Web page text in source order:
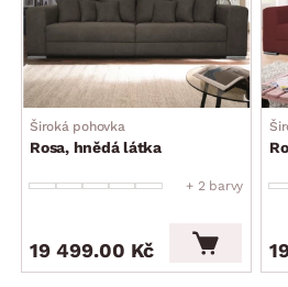
celková výška bez polštářů: 73
přední nohy: tvar válce, tvrzený
nohy: kluzáky, tvrzený plast,
funkce rozkladu: ne
úložný prostor: ne
prostorná pohovka jako
nadčasový design
Široká pohovka
Rosa, hnědá látka
+ 2 barvy
19 499.00 Kč